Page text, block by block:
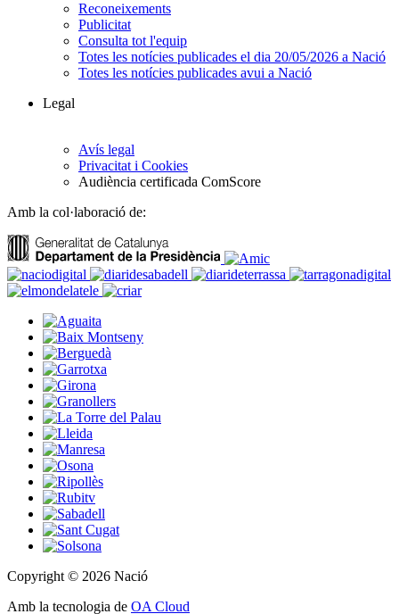
Reconeixements
Publicitat
Consulta tot l'equip
Totes les notícies publicades el dia 20/05/2026 a Nació
Totes les notícies publicades avui a Nació
Legal
Avís legal
Privacitat i Cookies
Audiència certificada ComScore
Amb la col·laboració de:
Copyright © 2026 Nació
Amb la tecnologia de OA Cloud